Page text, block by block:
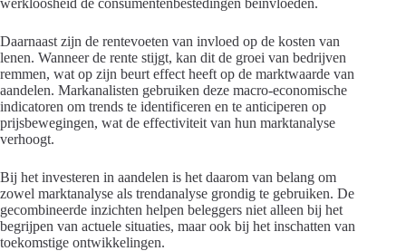
Daarnaast zijn de rentevoeten van invloed op de kosten van
lenen. Wanneer de rente stijgt, kan dit de groei van bedrijven
remmen, wat op zijn beurt effect heeft op de marktwaarde van
aandelen. Markanalisten gebruiken deze macro-economische
indicatoren om trends te identificeren en te anticiperen op
prijsbewegingen, wat de effectiviteit van hun marktanalyse
verhoogt.
Bij het investeren in aandelen is het daarom van belang om
zowel marktanalyse als trendanalyse grondig te gebruiken. De
gecombineerde inzichten helpen beleggers niet alleen bij het
begrijpen van actuele situaties, maar ook bij het inschatten van
toekomstige ontwikkelingen.